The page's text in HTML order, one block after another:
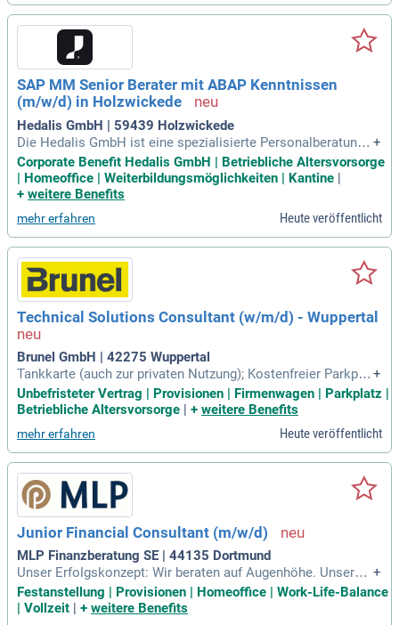
SAP MM Senior Berater mit ABAP Kenntnissen
(m/w/d) in Holzwickede
Hedalis GmbH | 59439 Holzwickede
Die Hedalis GmbH ist eine spezialisierte Personalberatung
mit einem Fokus auf IT, SAP und Real Estate Management.
Unsere Mission ist es, Menschen beim nächsten Karrieresc
hritt zu unterstützen, stets transparent und persönlich. Als i
n Westdeutschland bieten wir innovative technische System
e und umfassende Lösungen. Wir vereinen Engineering-Kom
petenz, Automatisierung und digitale Services, um maßgesc
hneiderte Lösungen zu entwickeln. Dabei legen wir großen
Wert auf internationale Zusammenarbeit und koordinieren T
eams über verschiedene Standorte und Zeitzonen. Vertraue
n Sie auf Hedalis, um Ihren nächsten Karriereweg optimal zu
gestalten und erfolgreich zu beschreiten.
+
Corporate Benefit Hedalis GmbH | Betriebliche Altersvorsorge
| Homeoffice | Weiterbildungsmöglichkeiten | Kantine |
+ weitere Benefits
mehr erfahren Heute veröffentlicht
Technical Solutions Consultant (w/m/d) - Wuppertal
Brunel GmbH | 42275 Wuppertal
Tankkarte (auch zur privaten Nutzung); Kostenfreier Parkplat
z vor Ort; 30 Tage Jahresurlaub; Incentive Reisen; Surface un
d iPhone; Betriebliche Altersvorsorge; Vermögenswirksame
Leistung; Mitarbeiter:innenrabatte über Corporate Benefits.
+
Unbefristeter Vertrag | Provisionen | Firmenwagen | Parkplatz |
Betriebliche Altersvorsorge | + weitere Benefits
mehr erfahren Heute veröffentlicht
Junior Financial Consultant (m/w/d)
MLP Finanzberatung SE | 44135 Dortmund
Unser Erfolgskonzept: Wir beraten auf Augenhöhe. Unsere P
rivat- und Firmenkunden profitieren dabei von höchster Prod
uktqualität, fairen Konditionen und intelligenten Lösungen.
+
Festanstellung | Provisionen | Homeoffice | Work-Life-Balance
| Vollzeit
+ weitere Benefits